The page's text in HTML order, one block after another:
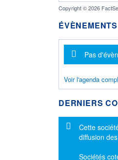
Copyright © 2026
ÉVÈNEMENTS
Pas
Voir l'agenda
DERNIERS
Message
Cette
diffusion
Sociétés